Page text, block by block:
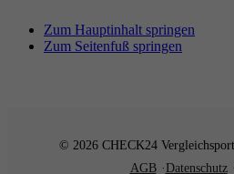
Zum Hauptinhalt springen
Zum Seitenfuß springen
© 2026 CHECK24
AGB
Datenschutz